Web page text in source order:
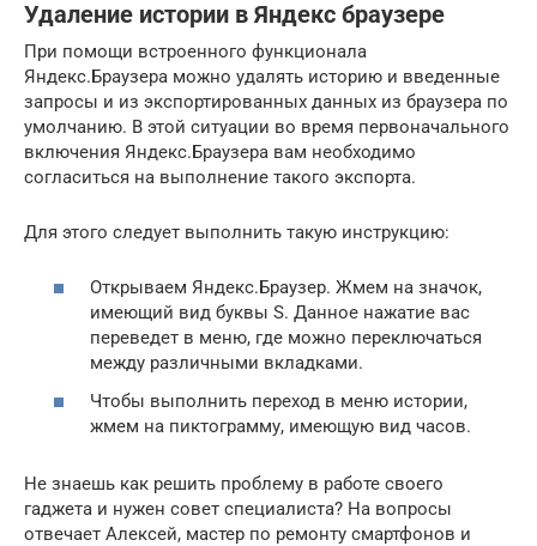
Удаление истории в Яндекс браузере
При помощи встроенного функционала
Яндекс.Браузера можно удалять историю и введенные
запросы и из экспортированных данных из браузера по
умолчанию. В этой ситуации во время первоначального
включения Яндекс.Браузера вам необходимо
согласиться на выполнение такого экспорта.
Для этого следует выполнить такую инструкцию:
Открываем Яндекс.Браузер. Жмем на значок,
имеющий вид буквы S. Данное нажатие вас
переведет в меню, где можно переключаться
между различными вкладками.
Чтобы выполнить переход в меню истории,
жмем на пиктограмму, имеющую вид часов.
Не знаешь как решить проблему в работе своего
гаджета и нужен совет специалиста? На вопросы
отвечает Алексей, мастер по ремонту смартфонов и